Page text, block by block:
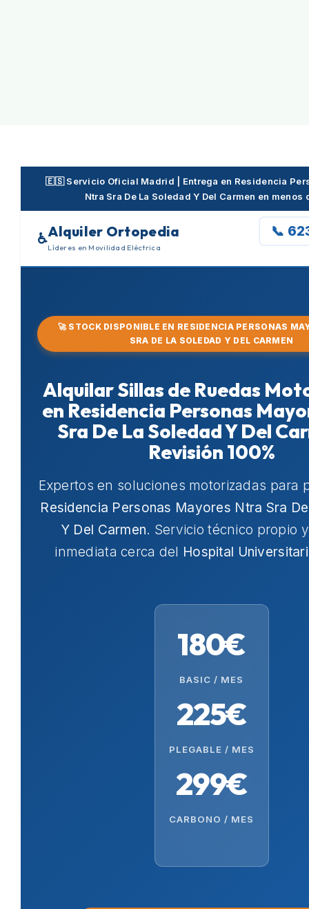
🇪🇸 Servicio Oficial Madrid | Entrega en Residencia
Ntra Sra De La Soledad Y Del Carmen en menos
♿Alquiler Ortopedia
Líderes en Movilidad Eléctrica
📞
🚀 STOCK DISPONIBLE EN RESIDENCIA PERSONAS
SRA DE LA SOLEDAD Y DEL CARMEN
Alquilar Sillas de Ruedas
en Residencia Personas
Sra De La Soledad Y Del
Revisión 100%
Expertos en soluciones motorizadas para
Residencia Personas Mayores Ntra Sra
Y Del Carmen. Servicio técnico propio
inmediata cerca del Hospital
180€
BASIC / MES
225€
PLEGABLE / MES
299€
CARBONO / MES